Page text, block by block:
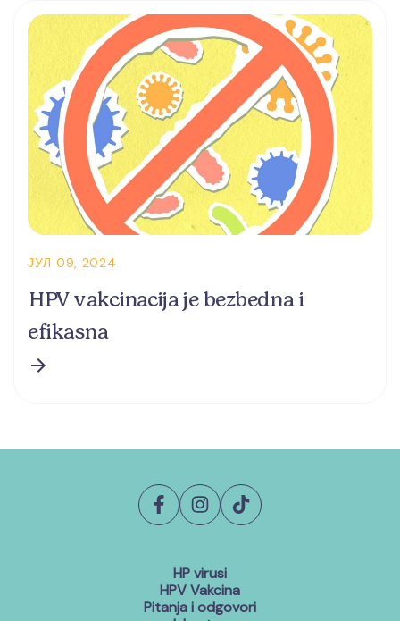
ЈУЛ 09, 2024
HPV vakcinacija je bezbedna i
efikasna
HP virusi
HPV Vakcina
Pitanja i odgovori